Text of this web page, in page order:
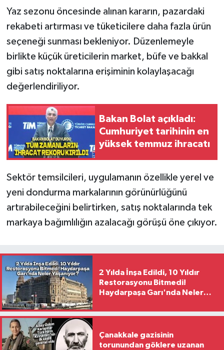
Yaz sezonu öncesinde alınan kararın, pazardaki
rekabeti artırması ve tüketicilere daha fazla ürün
seçeneği sunması bekleniyor. Düzenlemeyle
birlikte küçük üreticilerin market, büfe ve bakkal
gibi satış noktalarına erişiminin kolaylaşacağı
değerlendiriliyor.
Bakan Bolat açıkladı:
Cumhuriyet tarihinin en
yüksek temmuz ihracatı
Sektör temsilcileri, uygulamanın özellikle yerel ve
yeni dondurma markalarının görünürlüğünü
artırabileceğini belirtirken, satış noktalarında tek
markaya bağımlılığın azalacağı görüşü öne çıkıyor.
2 Yılda İnşa Edildi, 10 Yıldır
Restorasyonu Bitmedi!
Haydarpaşa Garı'nda Neler
Çanakkale gazisinin
torunundan göklere uzanan